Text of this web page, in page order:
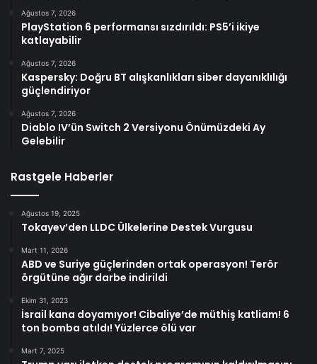
Ağustos 7, 2026
PlayStation 6 performansı sızdırıldı: PS5’i ikiye
katlayabilir
Ağustos 7, 2026
Kaspersky: Doğru BT alışkanlıkları siber dayanıklılığı
güçlendiriyor
Ağustos 7, 2026
Diablo IV’ün Switch 2 Versiyonu Önümüzdeki Ay
Gelebilir
Rastgele Haberler
Ağustos 19, 2025
Tokayev’den LLDC Ülkelerine Destek Vurgusu
Mart 11, 2026
ABD ve Suriye güçlerinden ortak operasyon! Terör
örgütüne ağır darbe indirildi
Ekim 31, 2023
İsrail kana doyamıyor! Cibaliye’de müthiş katliam! 6
ton bomba atıldı! Yüzlerce ölü var
Mart 7, 2025